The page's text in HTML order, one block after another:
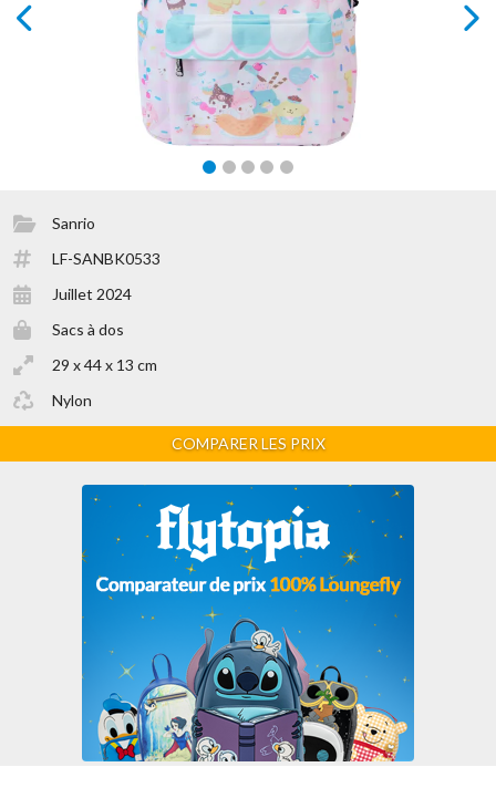
Sanrio
LF-SANBK0533
Juillet 2024
Sacs à dos
29 x 44 x 13 cm
Nylon
COMPARER LES PRIX